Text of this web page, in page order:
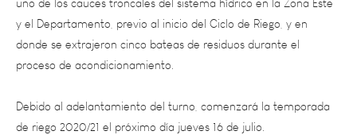
donde se extrajeron cinco bateas de residuos durante el
proceso de acondicionamiento.
Debido al adelantamiento del turno, comenzará la temporada
de riego 2020/21 el próximo día jueves 16 de julio.